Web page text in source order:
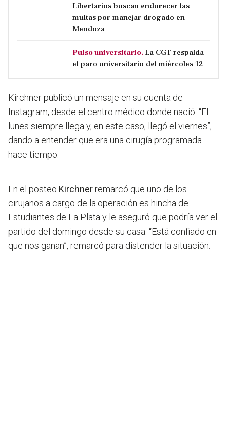
Libertarios buscan endurecer las
multas por manejar drogado en
Mendoza
Pulso universitario. La CGT respalda
el paro universitario del miércoles 12
Kirchner publicó un mensaje en su cuenta de
Instagram, desde el centro médico donde nació: “El
lunes siempre llega y, en este caso, llegó el viernes”,
dando a entender que era una cirugía programada
hace tiempo.
En el posteo Kirchnerremarcó que uno de los
cirujanos a cargo de la operación es hincha de
Estudiantes de La Plata y le aseguró que podría ver el
partido del domingo desde su casa. “Está confiado en
que nos ganan”, remarcó para distender la situación.